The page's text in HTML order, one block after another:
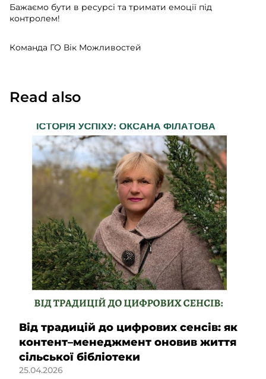
Бажаємо бути в ресурсі та тримати емоції під
контролем!
Команда ГО Вік Можливостей
Read also
Від традицій до цифрових сенсів: як
контент–менеджмент оновив життя
сільської бібліотеки
25.04.2026